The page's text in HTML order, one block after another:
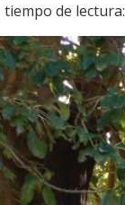
tiempo de lectura: